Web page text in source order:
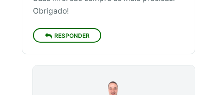
Obrigado!
RESPONDER